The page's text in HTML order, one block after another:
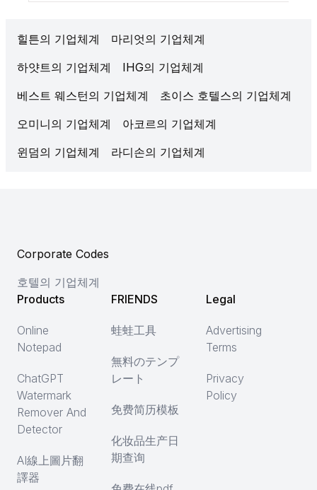
힐튼의 기업체계
마리엇의 기업체계
하얏트의 기업체계
IHG의 기업체계
베스트 웨스턴의 기업체계
초이스 호텔스의 기업체계
오미니의 기업체계
아코르의 기업체계
윈덤의 기업체계
라디손의 기업체계
Corporate Codes
호텔의 기업체계
Products
Online
Notepad
ChatGPT
Watermark
Remover And
Detector
AI線上圖片翻
譯器
FRIENDS
蛙蛙工具
無料のテンプ
レート
免费简历模板
化妆品生产日
期查询
Legal
Advertising
Terms
Privacy
Policy